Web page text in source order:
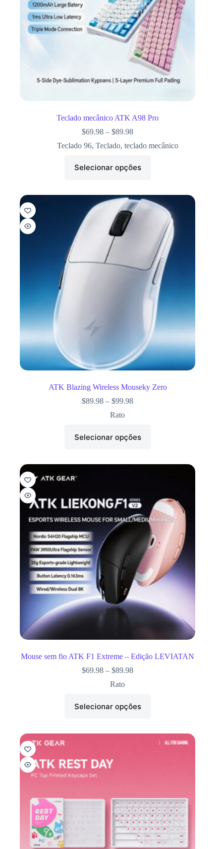
Teclado mecânico ATK A98 Pro
$69.98 – $89.98
Teclado 96, Teclado, teclado mecânico
Selecionar opções
ATK Blazing Wireless Mouseky Zero
$89.98 – $99.98
Rato
Selecionar opções
Mouse sem fio ATK F1 Extreme – Edição LEVIATAN
$69.98 – $89.98
Rato
Selecionar opções